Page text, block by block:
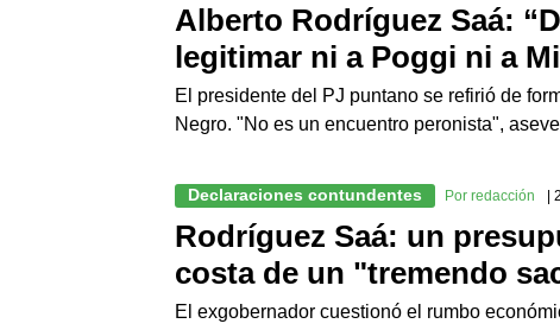
Alberto Rodríguez Saá:
legitimar ni a Poggi ni a
El presidente del PJ puntano se refirió de
Negro. "No es un encuentro peronista",
Declaraciones contundentes Por redacción |
Rodríguez Saá: un
costa de un "tremendo
El exgobernador cuestionó el rumbo